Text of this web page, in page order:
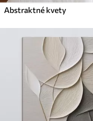
Abstraktné kvety